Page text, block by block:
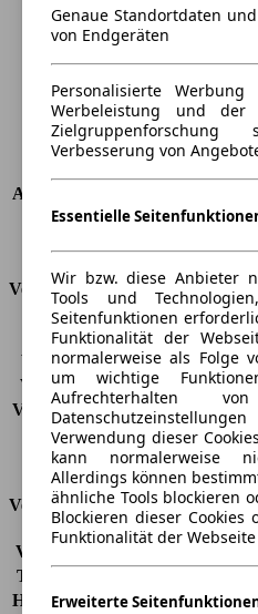
Breite
1808
Radstand
Maximalgewicht
Max. Zuladung
-
Türen
2
Sitze
4
Anhängelast (ungebremst)
Anhängelast (gebremst)
-
Verbrauch
CO2 Emissionen*
190 g/km
Verbrauch (Stadt)
11,7 l/
Verbrauch (Land)
6,3 l/100km
Verbrauch (komb.)* 8,3 l/100km
Schadstoffklasse
EU6
Tankinhalt
64 l
Versicherungsklassen
Vollkasko
Teilkasko
Haftpflicht -
Genaue Standortdaten
von Endgeräten
Personalisierte
Werbeleistung und der
Verbesserung von
Essentielle
Wir bzw. diese Anbieter
Tools und
Seitenfunktionen
Funktionalität der
normalerweise als Folge
um wichtige
Aufrechterhalten
Verwendung dieser
kann normalerweise
Allerdings können
ähnliche Tools blockieren
Blockieren dieser
Funktionalität der
Erweiterte